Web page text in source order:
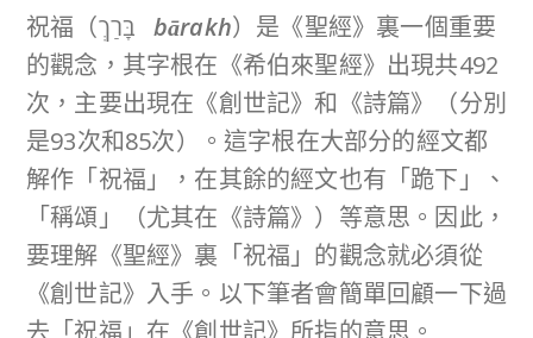
bārakh）是《聖經》裏一個重要
的觀念，其字根在《希伯來聖經》出現共492
次，主要出現在《創世記》和《詩篇》（分別
是93次和85次）。這字根在大部分的經文都
解作「祝福」，在其餘的經文也有「跪下」、
「稱頌」（尤其在《詩篇》）等意思。因此，
要理解《聖經》裏「祝福」的觀念就必須從
《創世記》入手。以下筆者會簡單回顧一下過
去「祝福」在《創世記》所指的意思。